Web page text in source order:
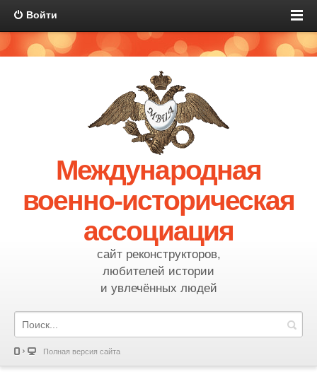
Войти
Международная
военно-историческая
ассоциация
сайт реконструкторов,
любителей истории
и увлечённых людей
Полная версия сайта